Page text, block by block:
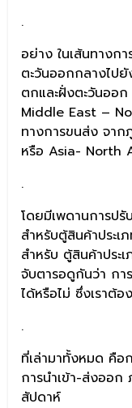
.
อย่าง ในเส้นทางก
ตะวันออกกลางไปยั
ตกและฝั่งตะวันออ
Middle East –
ทางการขนส่ง จาก
หรือ Asia- North
.
โดยมีเพดานการป
สำหรับตู้สินค้าประเ
สำหรับ ตู้สินค้าประ
จับตารอดูกันว่า กา
ได้หรือไม่ ซึ่งเราต้
.
ที่เล่ามาทั้งหมด คื
การนำเข้า-ส่งออก
สัปดาห์